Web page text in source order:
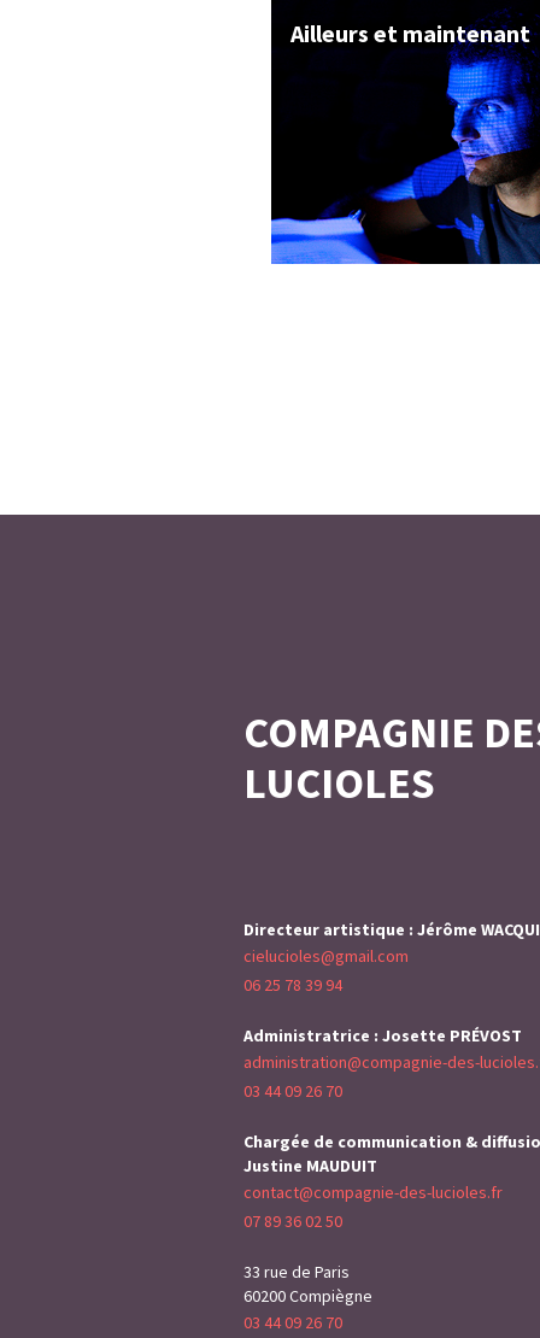
Ailleurs et maintenant
COMPAGNIE
LUCIOLES
Directeur artistique : Jérôme
cielucioles@gmail.com
06 25 78 39 94
Administratrice : Josette PRÉVOST
administration@compagnie-des-
03 44 09 26 70
Chargée de communication &
Justine MAUDUIT
contact@compagnie-des-lucioles.fr
07 89 36 02 50
33 rue de Paris
60200 Compiègne
03 44 09 26 70